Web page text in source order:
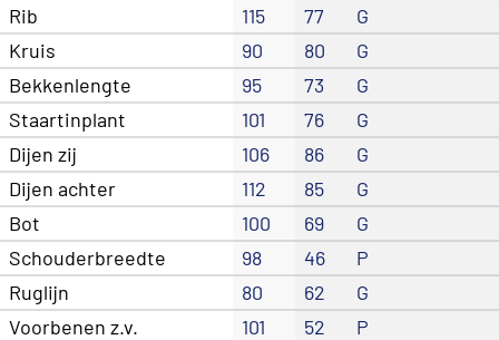
Rib
115 77
G
Kruis
90 80
G
Bekkenlengte
95 73
G
Staartinplant
101 76
G
Dijen zij
106 86
G
Dijen achter
112 85
G
Bot
100 69
G
Schouderbreedte
98 46
P
Ruglijn
80 62
G
Voorbenen z.v.
101 52
P